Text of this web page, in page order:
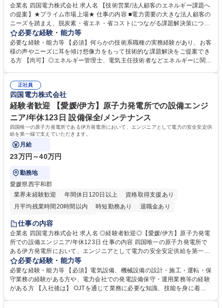
企業名 四国電力株式会社 求人名 【技術営業/法人顧客のエネルギー課題へ
の提案】★プライム市場上場★ 仕事の内容 ■電力需要の大きな法人顧客の
ニーズを踏まえ、脱炭素・省エネ・省コストにつながる課題解決策につい
て調査を元に具体策を提案し、お客様の設備改善や電力需給契約の締結な
ど営業に関する幅広い業務に従事します。 《仕事の流れ》1.お客様へのヒ
ヤリングや設備調査、測定機器によるエネルギー計測などを実施し、対象
設備のエネルギー使用状況を把握します。 2.調査結果を元に更新提案機種
現します。 4.設備を導入後は省エネ効果を確認し、お客様へ報告します。
募集職種 【技術営業/法人顧客のエネルギー課題への提案】★プライム市
場上場★
必要な経験・能力等
必要な経験・能力等 【必須】何らかの技術系職種の実務経験があり、お客
様の声やニーズに耳を傾け想像力をもって技術的な課題解決をご提案でき
る方 【尚可】◎エネルギー管理士、電気主任技術者などエネルギーに関す
会社など社内外の関係部署と円滑な協力関係を構築できる方 ◎責任感を持
って仕事に取り組める方 学歴・資格 学歴：大学院 大学 高専 語学力： 資
格：エネルギー管理士 第三種電気主任技術者 第一種運転免許普通自動車
正社員
四国電力株式会社
経験者歓迎 【愛媛/伊方】原子力発電所での設備エンジ
ニア/年休123日 設備保全/メンテナンス
四国唯一の原子力発電所である伊方発電所において、エンジニアとして電力の安全安定供
給を第一線で支えていただきます。
月給
23万円～40万円
勤務地
愛媛県西宇和郡
業界未経験歓迎
年間休日120日以上
資格取得支援あり
月平均残業時間20時間以内
時短勤務あり
退職金あり
完全週休2日制
仕事の内容
企業名 四国電力株式会社 求人名 ◎経験者歓迎◎【愛媛/伊方】原子力発電
所での設備エンジニア/年休123日 仕事の内容 四国唯一の原子力発電所で
ある伊方発電所において、エンジニアとして電力の安全安定供給を第一線
で支えていただきます。 【業務内容】 ◆発電所の運転、電気・機械設備
の保守・点検 ◆原子燃料、炉心管理の業務 ◆安全対策工事や各種保全工
事の計画 ◆放射線管理等の業務 など 募集職種 ◎経験者歓迎◎【愛媛/伊
方】原子力発電所での設備エンジニア/年休123日
必要な経験・能力等
必要な経験・能力等 【必須】電気設備、機械設備の設計・施工・運転・保
守業務の経験がある方や、電力会社での発電設備保守・運用業務等の経験
がある方 【入社後は】 OJTを通じて業務に必要な知識、技能を身に着け